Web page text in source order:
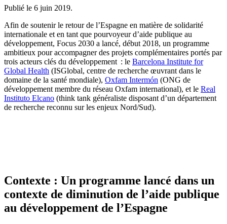
Publié le 6 juin 2019.
Afin de soutenir le retour de l’Espagne en matière de solidarité
internationale et en tant que pourvoyeur d’aide publique au
développement, Focus 2030 a lancé, début 2018, un programme
ambitieux pour accompagner des projets complémentaires portés par
trois acteurs clés du développement : le Barcelona Institute for
Global Health (ISGlobal, centre de recherche œuvrant dans le
domaine de la santé mondiale), Oxfam Intermón (ONG de
développement membre du réseau Oxfam international), et le Real
Instituto Elcano (think tank généraliste disposant d’un département
de recherche reconnu sur les enjeux Nord/Sud).
Contexte : Un programme lancé dans un
contexte de diminution de l’aide publique
au développement de l’Espagne